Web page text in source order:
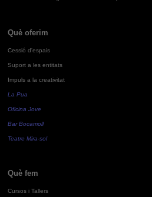
Què oferim
Cessió d'espais
Suport a les entitats
Impuls a la creativitat
La Pua
Oficina Jove
Bar Bocamoll
Teatre Mira-sol
Què fem
Cursos i Tallers